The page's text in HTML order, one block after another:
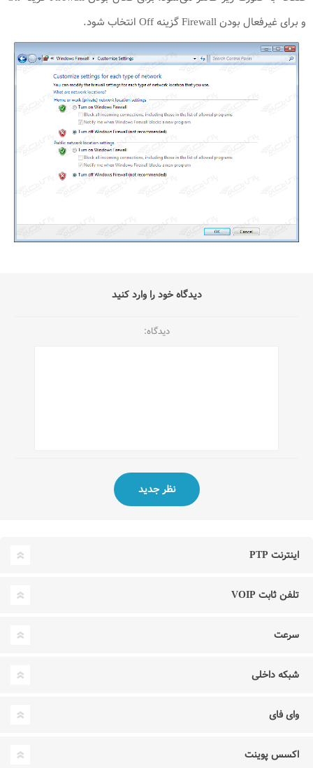
و برای غیرفعال بودن Firewall گزینه Off انتخاب شود.
دیدگاه خود را وارد کنید
دیدگاه:
اینترنت PTP
تلفن ثابت VOIP
سرعت
شبکه داخلی
وای فای
اکسس پوینت